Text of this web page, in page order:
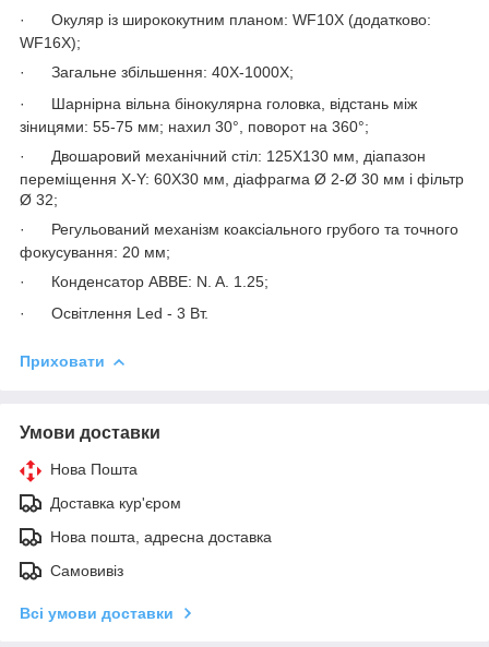
·
Окуляр із ширококутним планом: WF10X (додатково:
WF16X);
·
Загальне збільшення: 40X-1000X;
·
Шарнірна вільна бінокулярна головка, відстань між
зіницями: 55-75 мм; нахил 30°, поворот на 360°;
·
Двошаровий механічний стіл: 125X130 мм, діапазон
переміщення X-Y: 60X30 мм, діафрагма Ø 2-Ø 30 мм і фільтр
Ø 32;
·
Регульований механізм коаксіального грубого та точного
фокусування: 20 мм;
·
Конденсатор ABBE: N. A. 1.25;
·
Освітлення Led - 3 Вт.
Приховати
Умови доставки
Нова Пошта
Доставка кур'єром
Нова пошта, адресна доставка
Самовивіз
Всі умови доставки